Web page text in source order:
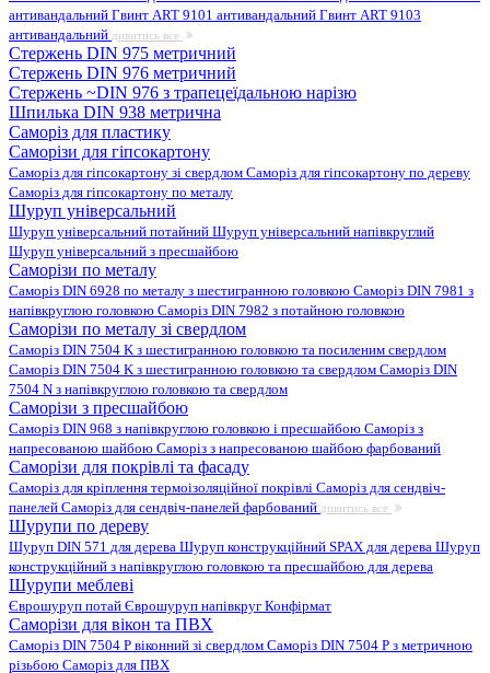
антивандальний Гвинт ART 9101 антивандальний Гвинт ART 9103
антивандальний дивитись все
Стержень DIN 975 метричний
Стержень DIN 976 метричний
Стержень ~DIN 976 з трапецеїдальною нарізю
Шпилька DIN 938 метрична
Саморіз для пластику
Саморізи для гіпсокартону
Саморіз для гіпсокартону зі свердлом Саморіз для гіпсокартону по дереву
Саморіз для гіпсокартону по металу
Шуруп універсальний
Шуруп універсальний потайний Шуруп універсальний напівкруглий
Шуруп універсальний з пресшайбою
Саморізи по металу
Саморіз DIN 6928 по металу з шестигранною головкою Саморіз DIN 7981 з
напівкруглою головкою Саморіз DIN 7982 з потайною головкою
Саморізи по металу зі свердлом
Саморіз DIN 7504 K з шестигранною головкою та посиленим свердлом
Саморіз DIN 7504 K з шестигранною головкою та свердлом Саморіз DIN
7504 N з напівкруглою головкою та свердлом
Саморізи з пресшайбою
Саморіз DIN 968 з напівкруглою головкою і пресшайбою Саморіз з
напресованою шайбою Саморіз з напресованою шайбою фарбований
Саморізи для покрівлі та фасаду
Саморіз для кріплення термоізоляційної покрівлі Саморіз для сендвіч-
панелей Саморіз для сендвіч-панелей фарбований дивитись все
Шурупи по дереву
Шуруп DIN 571 для дерева Шуруп конструкційний SPAX для дерева Шуруп
конструкційний з напівкруглою головкою та пресшайбою для дерева
Шурупи меблеві
Єврошуруп потай Єврошуруп напівкруг Конфірмат
Саморізи для вікон та ПВХ
Саморіз DIN 7504 P віконний зі свердлом Саморіз DIN 7504 P з метричною
різьбою Саморіз для ПВХ